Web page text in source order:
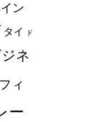
ン
タイ ド
ネ
フィ
ー